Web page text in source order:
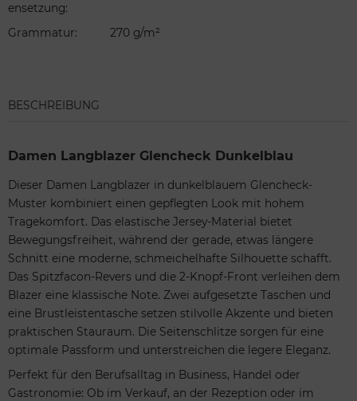
ensetzung:
Grammatur: 270 g/m²
BESCHREIBUNG
Damen Langblazer Glencheck Dunkelblau
Dieser Damen Langblazer in dunkelblauem Glencheck-
Muster kombiniert einen gepflegten Look mit hohem
Tragekomfort. Das elastische Jersey-Material bietet
Bewegungsfreiheit, während der gerade, etwas längere
Schnitt eine moderne, schmeichelhafte Silhouette schafft.
Das Spitzfacon-Revers und die 2-Knopf-Front verleihen dem
Blazer eine klassische Note. Zwei aufgesetzte Taschen und
eine Brustleistentasche setzen stilvolle Akzente und bieten
praktischen Stauraum. Die Seitenschlitze sorgen für eine
optimale Passform und unterstreichen die legere Eleganz.
Perfekt für den Berufsalltag in Business, Handel oder
Gastronomie: Ob im Verkauf, an der Rezeption oder im